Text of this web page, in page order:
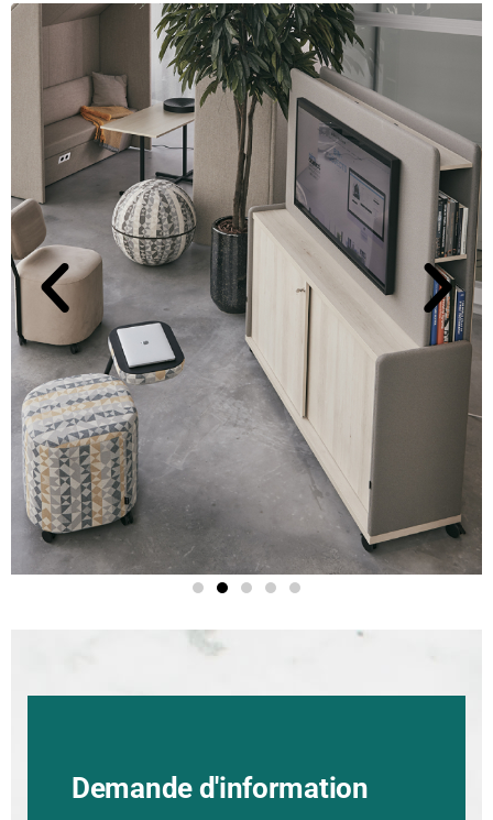
Demande d'information